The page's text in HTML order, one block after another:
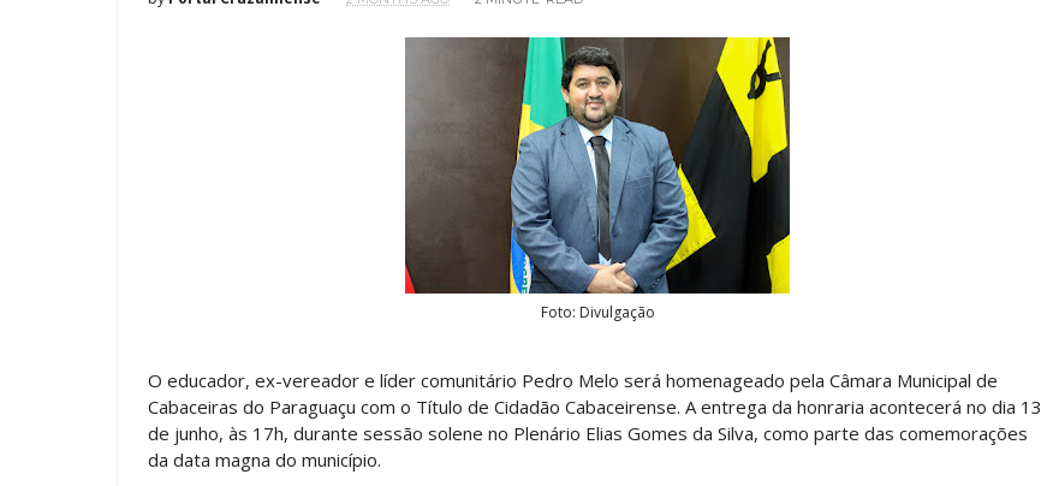
Foto: Divulgação
O educador, ex-vereador e líder comunitário Pedro Melo será homenageado pela Câmara Municipal de
Cabaceiras do Paraguaçu com o Título de Cidadão Cabaceirense. A entrega da honraria acontecerá no dia 13
de junho, às 17h, durante sessão solene no Plenário Elias Gomes da Silva, como parte das comemorações
da data magna do município.